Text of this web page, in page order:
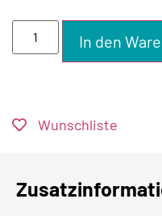
In den
Wunschliste